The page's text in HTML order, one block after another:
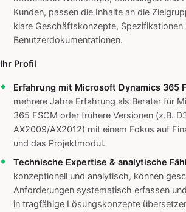
Kunden, passen die Inhalte an die
klare Geschäftskonzepte, Spezifikationen
Benutzerdokumentationen.
Ihr Profil
Erfahrung mit Microsoft Dynamics 365
mehrere Jahre Erfahrung als Berater für
365 FSCM oder frühere Versionen (z.B.
AX2009/AX2012) mit einem Fokus auf
und das Projektmodul.
Technische Expertise & analytische
konzeptionell und analytisch, können
Anforderungen systematisch erfassen
in tragfähige Lösungskonzepte